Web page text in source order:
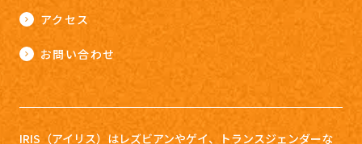
アクセス
お問い合わせ
IRIS（アイリス）はレズビアンやゲイ、トランスジェンダーな